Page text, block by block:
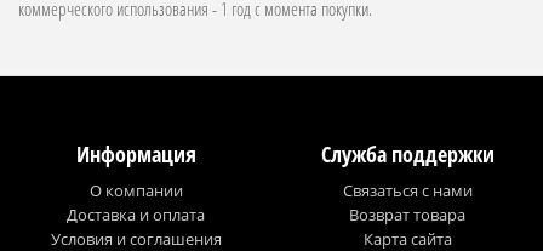
коммерческого использования - 1 год с момента покупки.
Информация
О компании
Доставка и оплата
Условия и соглашения
Служба поддержки
Связаться с нами
Возврат товара
Карта сайта